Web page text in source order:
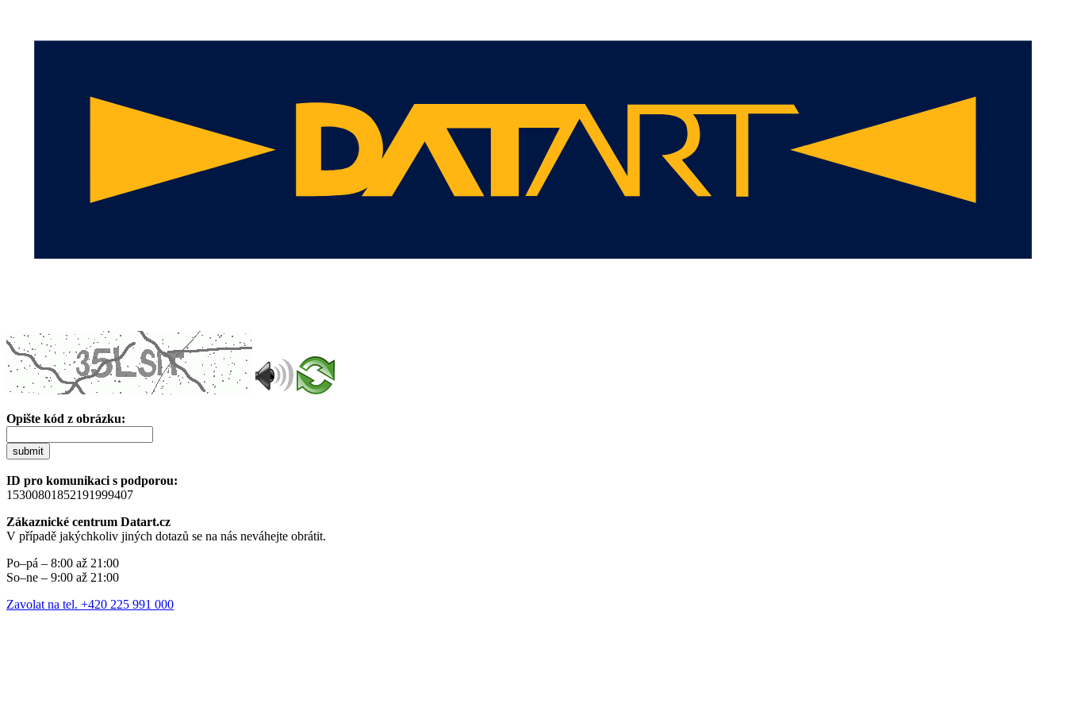
Opište kód z obrázku:
submit
ID pro komunikaci s podporou:
15300801852191999407
Zákaznické centrum Datart.cz
V případě jakýchkoliv jiných dotazů se na nás neváhejte obrátit.
Po–pá – 8:00 až 21:00
So–ne – 9:00 až 21:00
Zavolat na tel. +420 225 991 000